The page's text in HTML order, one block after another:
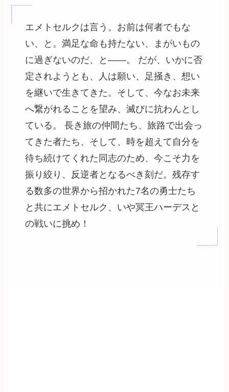
エメトセルクは言う。お前は何者でもな
い、と。満足な命も持たない、まがいもの
に過ぎないのだ、と――。 だが、いかに否
定されようとも、人は願い、足掻き、想い
を継いで生きてきた。そして、今なお未来
へ繋がれることを望み、滅びに抗わんとし
ている。 長き旅の仲間たち、旅路で出会っ
てきた者たち、そして、時を超えて自分を
待ち続けてくれた同志のため、今こそ力を
振り絞り、反逆者となるべき刻だ。残存す
る数多の世界から招かれた7名の勇士たち
と共にエメトセルク、いや冥王ハーデスと
の戦いに挑め！